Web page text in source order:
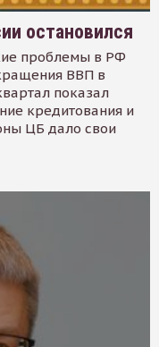
остановился
проблемы в РФ
ВВП в
показал
кредитования и
ЦБ дало свои